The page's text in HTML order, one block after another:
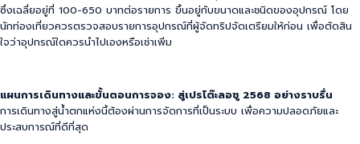
ซึ่งเฉลี่ยอยู่ที่ 100-650 บาทต่อรายการ ขึ้นอยู่กับขนาดและชนิดของอุปกรณ์ โดย
นักท่องเที่ยวควรตรวจสอบรายการอุปกรณ์ที่ผู้จัดทริปจัดเตรียมให้ก่อน เพื่อตัดสิน
ใจว่าอุปกรณ์ใดควรนำไปเองหรือเช่าเพิ่ม
แผนการเดินทางและขั้นตอนการจอง: สู่เปรโต๊ะลอซู 2568 อย่างราบรื่น
การเดินทางสู่น้ำตกแห่งนี้ต้องผ่านการจัดการที่เป็นระบบ เพื่อความปลอดภัยและ
ประสบการณ์ที่ดีที่สุด